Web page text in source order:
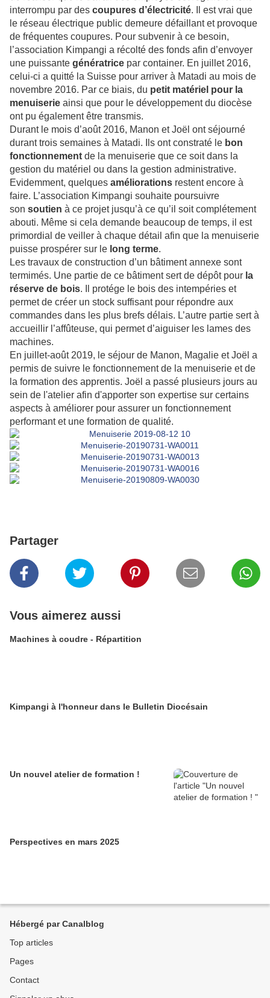
interrompu par des coupures d’électricité. Il est vrai que
le réseau électrique public demeure défaillant et provoque
de fréquentes coupures. Pour subvenir à ce besoin,
l’association Kimpangi a récolté des fonds afin d’envoyer
une puissante génératrice par container. En juillet 2016,
celui-ci a quitté la Suisse pour arriver à Matadi au mois de
novembre 2016. Par ce biais, du petit matériel pour la
menuiserie ainsi que pour le développement du diocèse
ont pu également être transmis.
Durant le mois d’août 2016, Manon et Joël ont séjourné
durant trois semaines à Matadi. Ils ont constraté le bon
fonctionnement de la menuiserie que ce soit dans la
gestion du matériel ou dans la gestion administrative.
Evidemment, quelques améliorations restent encore à
faire. L’association Kimpangi souhaite poursuivre
son soutien à ce projet jusqu’à ce qu’il soit complétement
abouti. Même si cela demande beaucoup de temps, il est
primordial de veiller à chaque détail afin que la menuiserie
puisse prospérer sur le long terme.
Les travaux de construction d’un bâtiment annexe sont
termimés. Une partie de ce bâtiment sert de dépôt pour la
réserve de bois. Il protége le bois des intempéries et
permet de créer un stock suffisant pour répondre aux
commandes dans les plus brefs délais. L’autre partie sert à
accueillir l’affûteuse, qui permet d’aiguiser les lames des
machines.
En juillet-août 2019, le séjour de Manon, Magalie et Joël a
permis de suivre le fonctionnement de la menuiserie et de
la formation des apprentis. Joël a passé plusieurs jours au
sein de l'atelier afin d'apporter son expertise sur certains
aspects à améliorer pour assurer un fonctionnement
performant et une formation de qualité.
Partager
Vous aimerez aussi
Machines à coudre - Répartition
Kimpangi à l'honneur dans le Bulletin Diocésain
Un nouvel atelier de formation !
Perspectives en mars 2025
Hébergé par Canalblog
Top articles
Pages
Contact